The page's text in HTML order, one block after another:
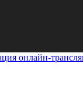
онлайн-